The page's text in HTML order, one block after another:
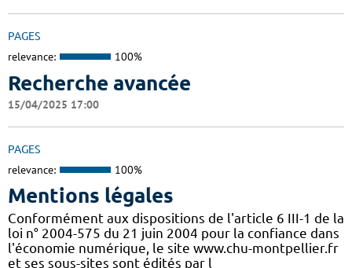
PAGES
relevance: 100%
Recherche avancée
15/04/2025 17:00
PAGES
relevance: 100%
Mentions légales
Conformément aux dispositions de l'article 6 III-1 de la
loi n° 2004-575 du 21 juin 2004 pour la confiance dans
l'économie numérique, le site www.chu-montpellier.fr
et ses sous-sites sont édités par l